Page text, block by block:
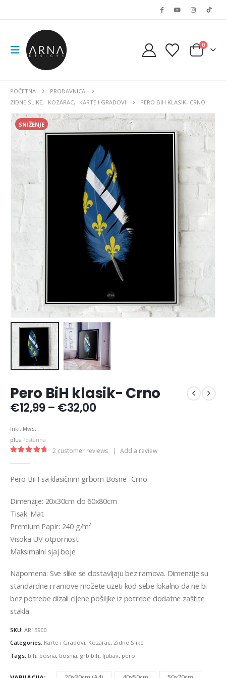
0
POČETNA
PRODAVNICA
ZIDNE SLIKE, KOZARAC, KARTE I GRADOVI PERO BIH KLASIK- CRNO
SNIŽENJE
Pero BiH klasik- Crno
€12,99 – €32,00Price
€32,00
Inkl. MwSt.
plus Postarina
2 customer reviews | Add a review
Pero BiH sa klasičnim grbom Bosne- Crno
Dimenzije: 20x30cm do 60x80cm
Tisak: Mat
Premium Papir: 240 g/m²
Visoka UV otpornost
Maksimalni sjaj boje
Napomena: Sve slike se dostavljaju bez ramova. Dimenzije su
standardne i ramove možete uzeti kod sebe lokalno da ne bi
bez potrebe dizali cijene pošiljke iz potrebe dodatne zaštite
stakla.
SKU: AR15900
Categories: Karte i Gradovi, Kozarac, Zidne Slike
Tags: bih, bosna, bosnia, grb bih, ljubav, pero